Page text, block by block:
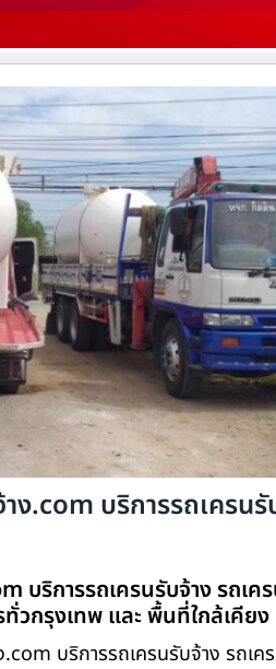
ง.com บริการรถเครนรั
บริการรถเครนรับจ้าง รถเค
ทั่วกรุงเทพ และ พื้นที่ใกล้เคียง
บริการรถเครนรับจ้าง รถเค